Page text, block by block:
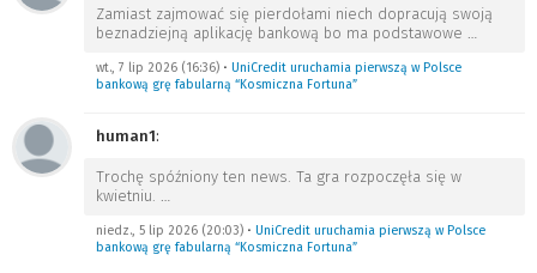
Zamiast zajmować się pierdołami niech dopracują swoją
beznadziejną aplikację bankową bo ma podstawowe …
wt., 7 lip 2026 (16:36) • UniCredit uruchamia pierwszą w Polsce
bankową grę fabularną “Kosmiczna Fortuna”
human1:
Trochę spóźniony ten news. Ta gra rozpoczęła się w
kwietniu. …
niedz., 5 lip 2026 (20:03) • UniCredit uruchamia pierwszą w Polsce
bankową grę fabularną “Kosmiczna Fortuna”